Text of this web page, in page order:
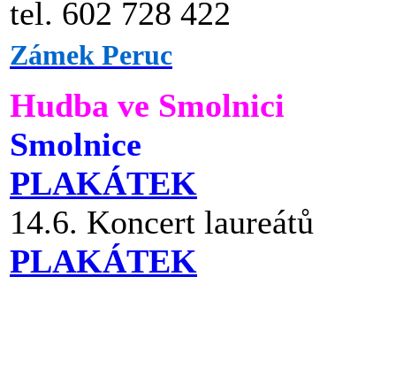
tel. 602 728 422
Zámek Peruc
Hudba ve Smolnici
Smolnice
PLAKÁTEK
14.6. Koncert laureátů
PLAKÁTEK